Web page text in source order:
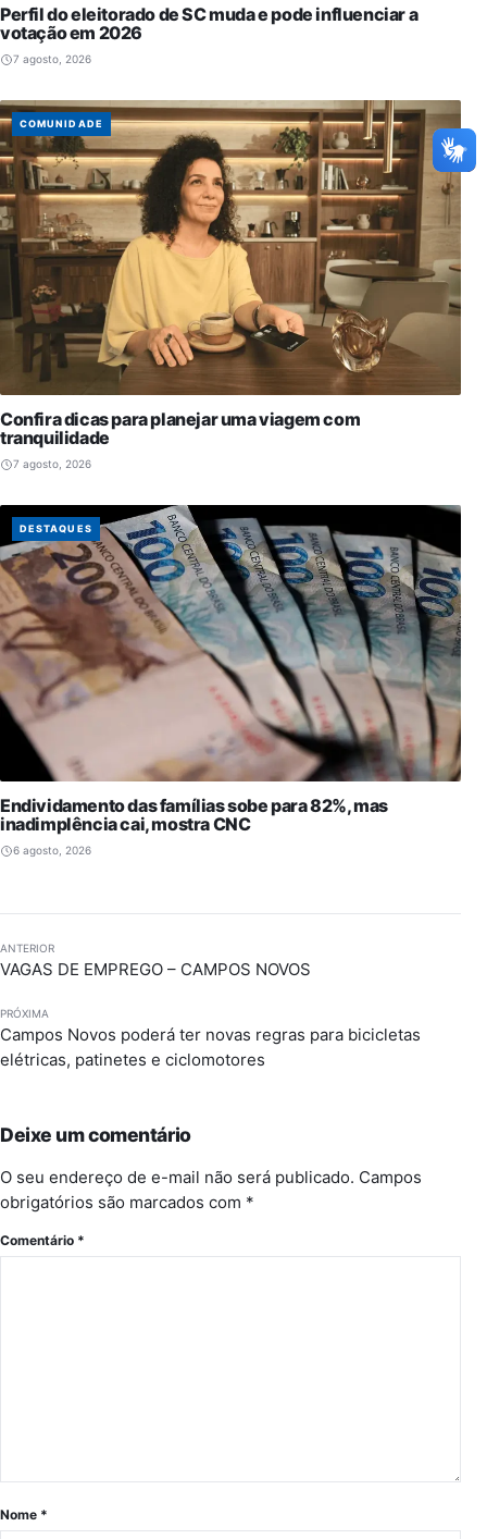
Perfil do eleitorado de SC muda e pode influenciar a
votação em 2026
7 agosto, 2026
COMUNIDADE
Confira dicas para planejar uma viagem com
tranquilidade
7 agosto, 2026
DESTAQUES
Endividamento das famílias sobe para 82%, mas
inadimplência cai, mostra CNC
6 agosto, 2026
ANTERIOR
VAGAS DE EMPREGO – CAMPOS NOVOS
PRÓXIMA
Campos Novos poderá ter novas regras para bicicletas
elétricas, patinetes e ciclomotores
Deixe um comentário
O seu endereço de e-mail não será publicado. Campos
obrigatórios são marcados com *
Comentário *
Nome *